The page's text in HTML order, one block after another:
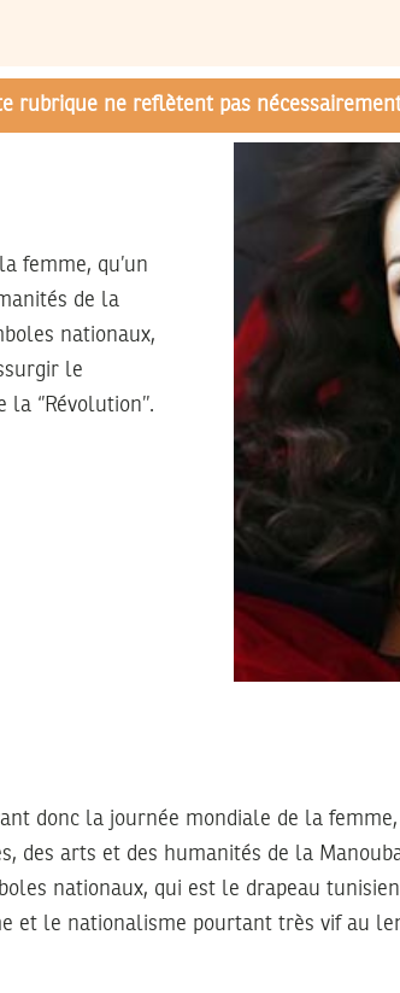
rubrique ne reflètent pas
femme, qu’un
de la
nationaux,
le
donc la journée mondiale de la
des arts et des humanités de la
nationaux, qui est le drapeau
et le nationalisme pourtant très vif au